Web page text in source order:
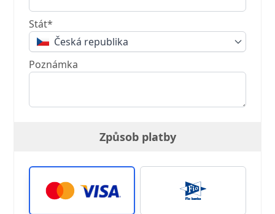
Stát*
Česká republika
Poznámka
Způsob platby